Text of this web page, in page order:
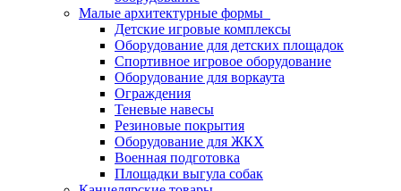
Малые архитектурные формы
Детские игровые комплексы
Оборудование для детских площадок
Спортивное игровое оборудование
Оборудование для воркаута
Ограждения
Теневые навесы
Резиновые покрытия
Оборудование для ЖКХ
Военная подготовка
Площадки выгула собак